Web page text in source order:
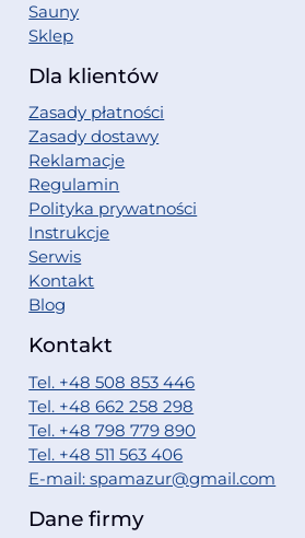
Sauny
Sklep
Dla klientów
Zasady płatności
Zasady dostawy
Reklamacje
Regulamin
Polityka prywatności
Instrukcje
Serwis
Kontakt
Blog
Kontakt
Tel. +48 508 853 446
Tel. +48 662 258 298
Tel. +48 798 779 890
Tel. +48 511 563 406
E-mail: spamazur@gmail.com
Dane firmy